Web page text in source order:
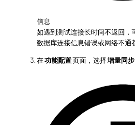
信息
如遇到测试连接长时间不返回，
数据库连接信息错误或网络不通
在功能配置页面，选择增量同步